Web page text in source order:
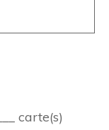
carte(s)